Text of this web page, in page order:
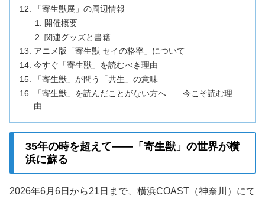
「寄生獣展」の周辺情報
開催概要
関連グッズと書籍
アニメ版「寄生獣 セイの格率」について
今すぐ「寄生獣」を読むべき理由
「寄生獣」が問う「共生」の意味
「寄生獣」を読んだことがない方へ——今こそ読む理
由
35年の時を超えて——「寄生獣」の世界が横
浜に蘇る
2026年6月6日から21日まで、横浜COAST（神奈川）にて